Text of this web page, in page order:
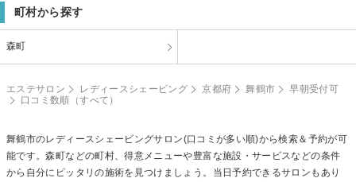
町村から探す
森町
エステサロン レディースシェービング 京都府 舞鶴市
早朝受付可
口コミ数順（すべて）
舞鶴市のレディースシェービングサロン(口コミが多い順)から検索＆予約が可
能です。森町などの町村、得意メニューや豊富な施設・サービスなどの条件
から自分にピッタリの施術を見つけましょう。当日予約できるサロンもあり